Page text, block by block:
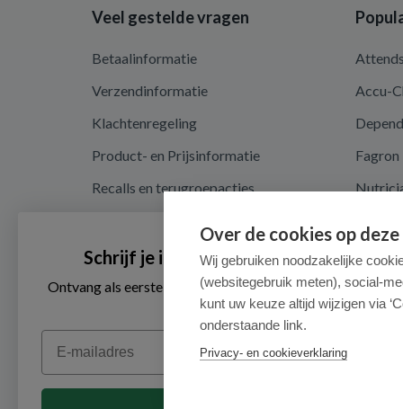
Veel gestelde vragen
Betaalinformatie
Verzendinformatie
Klachtenregeling
Product- en Prijsinformatie
Recalls en terugroepacties
Privacy en cookieverklaring
Cookieverklaring
Accu-
Depend
Fagron
Over de cookies op
Wij gebruiken noodzakelijke
(websitegebruik meten), social-
kunt uw keuze altijd wijzigen via
onderstaande link.
Privacy- en cookieverklaring
Schrijf je in voor onze nieuwsbrief
Ontvang als eerste de beste aanbiedingen en persoonlijk
advies
Email